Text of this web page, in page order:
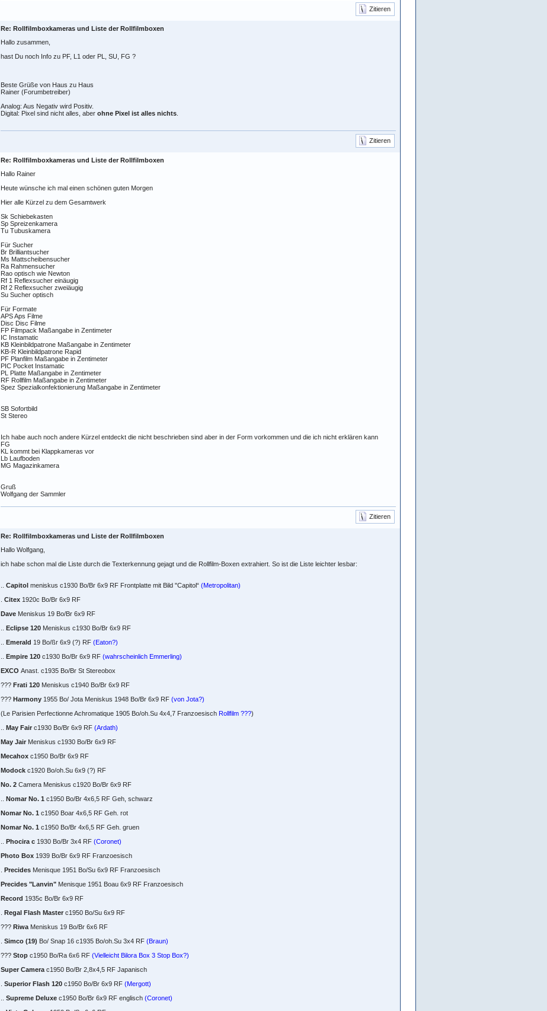
Zitieren
Re: Rollfilmboxkameras und Liste der Rollfilmboxen
Hallo zusammen,
hast Du noch Info zu PF, L1 oder PL, SU, FG ?
Beste Grüße von Haus zu Haus
Rainer (Forumbetreiber)
Analog: Aus Negativ wird Positiv.
Digital: Pixel sind nicht alles, aber ohne Pixel ist alles nichts
Zitieren
Re: Rollfilmboxkameras und Liste der Rollfilmboxen
Hallo Rainer
Heute wünsche ich mal einen schönen guten Morgen
Hier alle Kürzel zu dem Gesamtwerk
Sk Schiebekasten
Sp Spreizenkamera
Tu Tubuskamera
Für Sucher
Br Brilliantsucher
Ms Mattscheibensucher
Ra Rahmensucher
Rao optisch wie Newton
Rf 1 Reflexsucher einäugig
Rf 2 Reflexsucher zweiäugig
Su Sucher optisch
Für Formate
APS Aps Filme
Disc Disc Filme
FP Filmpack Maßangabe in Zentimeter
IC Instamatic
KB Kleinbildpatrone Maßangabe in Zentimeter
KB-R Kleinbildpatrone Rapid
PF Planfilm Maßangabe in Zentimeter
PIC Pocket Instamatic
PL Platte Maßangabe in Zentimeter
RF Rollfilm Maßangabe in Zentimeter
Spez Spezialkonfektionierung Maßangabe in Zentimeter
SB Sofortbild
St Stereo
Ich habe auch noch andere Kürzel entdeckt die nicht beschrieben sind aber in der Form vorkommen und die ich nicht erklären kann
FG
KL kommt bei Klappkameras vor
Lb Laufboden
MG Magazinkamera
Gruß
Wolfgang der Sammler
Zitieren
Re: Rollfilmboxkameras und Liste der Rollfilmboxen
Hallo Wolfgang,
ich habe schon mal die Liste durch die Texterkennung gejagt und die Rollfilm-Boxen extrahiert. So ist die Liste leichter lesbar:
Capitol meniskus c1930 Bo/Br 6x9 RF Frontplatte mit Bild "Capitol“ (Metropolitan)
Citex 1920c Bo/Br 6x9 RF
Dave Meniskus 19 Bo/Br 6x9 RF
Eclipse 120 Meniskus c1930 Bo/Br 6x9 RF
Emerald 19 Bo/ßr 6x9 (?) RF (Eaton?)
Empire 120 c1930 Bo/Br 6x9 RF (wahrscheinlich Emmerling)
EXCO Anast. c1935 Bo/Br St Stereobox
??? Frati 120 Meniskus c1940 Bo/Br 6x9 RF
??? Harmony 1955 Bo/ Jota Meniskus 1948 Bo/Br 6x9 RF (von Jota?)
(Le Parisien Perfectionne Achromatique 1905 Bo/oh.Su 4x4,7 Franzoesisch Rollfilm ???)
May Fair c1930 Bo/Br 6x9 RF (Ardath)
May Jair Meniskus c1930 Bo/Br 6x9 RF
Mecahox c1950 Bo/Br 6x9 RF
Modock c1920 Bo/oh.Su 6x9 (?) RF
No. 2 Camera Meniskus c1920 Bo/Br 6x9 RF
Nomar No. 1 c1950 Bo/Br 4x6,5 RF Geh, schwarz
Nomar No. 1 c1950 Boar 4x6,5 RF Geh. rot
Nomar No. 1 c1950 Bo/Br 4x6,5 RF Geh. gruen
Phocira c 1930 Bo/Br 3x4 RF (Coronet)
Photo Box 1939 Bo/Br 6x9 RF Franzoesisch
Precides Menisque 1951 Bo/Su 6x9 RF Franzoesisch
Precides "Lanvin" Menisque 1951 Boau 6x9 RF Franzoesisch
Record 1935c Bo/Br 6x9 RF
Regal Flash Master c1950 Bo/Su 6x9 RF
??? Riwa Meniskus 19 Bo/Br 6x6 RF
Simco (19) Bo/ Snap 16 c1935 Bo/oh.Su 3x4 RF (Braun)
??? Stop c1950 Bo/Ra 6x6 RF (Vielleicht Bilora Box 3 Stop Box?)
Super Camera c1950 Bo/Br 2,8x4,5 RF Japanisch
Superior Flash 120 c1950 Bo/Br 6x9 RF (Mergott)
Supreme Deluxe c1950 Bo/Br 6x9 RF englisch (Coronet)